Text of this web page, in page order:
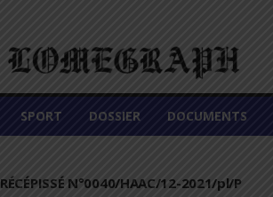
SPORT DOSSIER DOCUMENTS
RÉCÉPISSÉ N°0040/HAAC/12-2021/pl/P